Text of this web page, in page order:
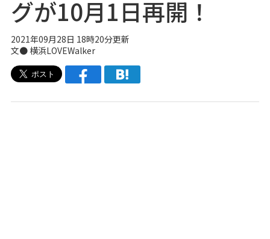
グが10月1日再開！
2021年09月28日 18時20分更新
文● 横浜LOVEWalker